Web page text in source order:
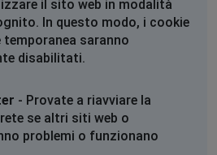
• 1 anni ago
ne deliveroo
• 1 anni ago
ne deliveroo
il sito web in modalità
In questo modo, i cookie
saranno
disabilitati.
- Provate a riavviare la
se altri siti web o
problemi o funzionano